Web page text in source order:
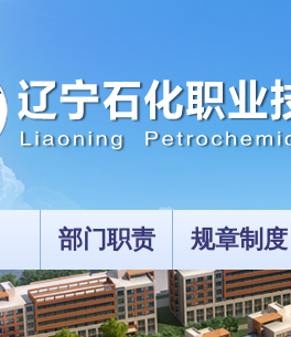
部门职责 规章制度